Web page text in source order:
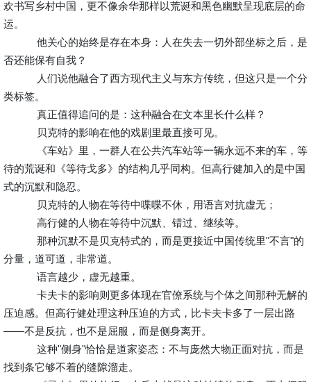
欢书写乡村中国，更不像余华那样以荒诞和黑色幽默呈现底层的命
运。
他关心的始终是存在本身：人在失去一切外部坐标之后，是
否还能保有自我？
人们说他融合了西方现代主义与东方传统，但这只是一个分
类标签。
真正值得追问的是：这种融合在文本里长什么样？
贝克特的影响在他的戏剧里最直接可见。
《车站》里，一群人在公共汽车站等一辆永远不来的车，等
待的荒诞和《等待戈多》的结构几乎同构。但高行健加入的是中国
式的沉默和隐忍。
贝克特的人物在等待中喋喋不休，用语言对抗虚无；
高行健的人物在等待中沉默、错过、继续等。
那种沉默不是贝克特式的，而是更接近中国传统里"不言"的
分量，道可道，非常道。
语言越少，虚无越重。
卡夫卡的影响则更多体现在官僚系统与个体之间那种无解的
压迫感。但高行健处理这种压迫的方式，比卡夫卡多了一层出路
——不是反抗，也不是屈服，而是侧身离开。
这种"侧身"恰恰是道家姿态：不与庞然大物正面对抗，而是
找到条它够不着的缝隙溜走。